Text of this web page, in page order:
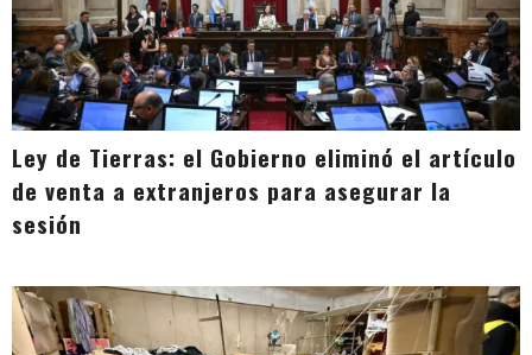
Ley de Tierras: el Gobierno eliminó el artículo
de venta a extranjeros para asegurar la
sesión